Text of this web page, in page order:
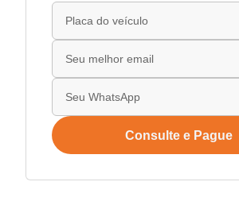
Consulte e Pague